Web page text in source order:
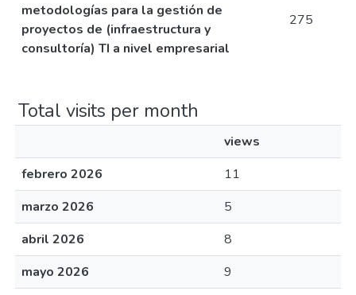
metodologías para la gestión de
proyectos de (infraestructura y
consultoría) TI a nivel empresarial
275
Total visits per month
views
febrero 2026
11
marzo 2026
5
abril 2026
8
mayo 2026
9